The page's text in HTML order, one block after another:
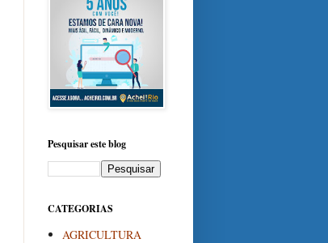
Pesquisar este blog
CATEGORIAS
AGRICULTURA